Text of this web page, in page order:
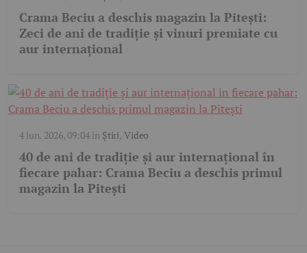
Crama Beciu a deschis magazin la Pitești:
Zeci de ani de tradiție și vinuri premiate cu
aur internațional
4 iun. 2026, 09:04în Știri,Video
40 de ani de tradiție și aur internațional în
fiecare pahar: Crama Beciu a deschis primul
magazin la Pitești